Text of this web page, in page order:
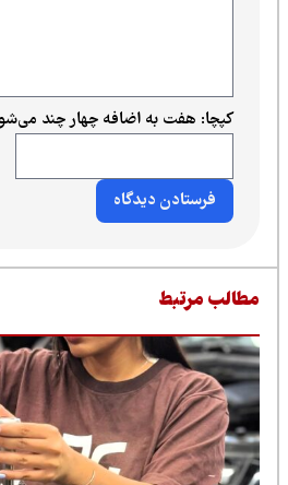
کپچا: هفت به اضافه چهار چند می‌شود؟*
مرتبط